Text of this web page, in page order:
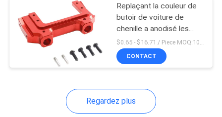
Replaçant la couleur de
butoir de voiture de
chenille a anodisé les
parenthèses en
aluminium de commande
numérique par ordinateur
$0.65 - $16.71 / Piece MOQ:10-50 morceau/morceaux
CONTACT
Regardez plus